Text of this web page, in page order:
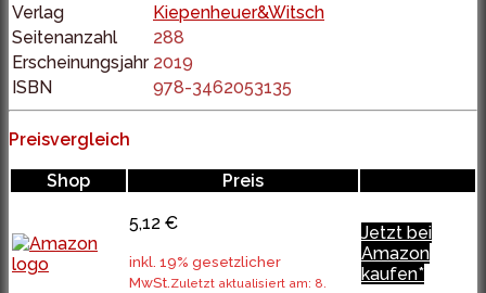
Verlag
Kiepenheuer&Witsch
Seitenanzahl
288
Erscheinungsjahr 2019
ISBN
978-3462053135
Preisvergleich
Shop
Preis
5,12 €
inkl. 19% gesetzlicher
MwSt.Zuletzt aktualisiert am: 8.
Jetzt bei
Amazon
kaufen*